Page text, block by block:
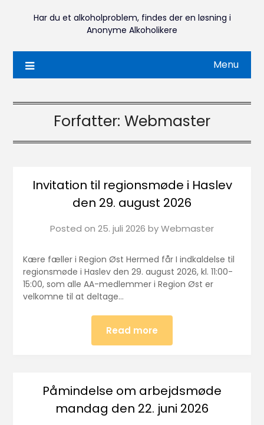
Har du et alkoholproblem, findes der en løsning i
Anonyme Alkoholikere
Menu
Forfatter: Webmaster
Invitation til regionsmøde i Haslev
den 29. august 2026
Posted on 25. juli 2026 byWebmaster
Kære fæller i Region Øst Hermed får I indkaldelse til
regionsmøde i Haslev den 29. august 2026, kl. 11:00-
15:00, som alle AA-medlemmer i Region Øst er
velkomne til at deltage…
Read more
Påmindelse om arbejdsmøde
mandag den 22. juni 2026